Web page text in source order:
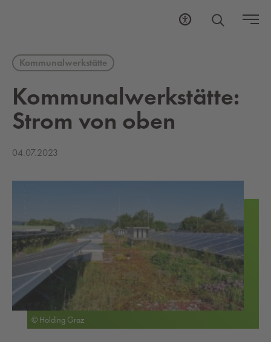
Kommunalwerkstätte
Kom­mu­nal­werk­stät­te:
Strom von oben
04.07.2023
© Holding Graz